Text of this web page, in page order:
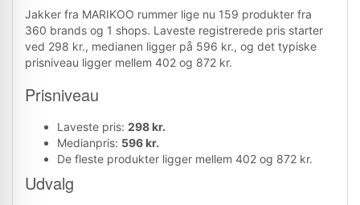
Jakker fra MARIKOO rummer lige nu 159 produkter fra
360 brands og 1 shops. Laveste registrerede pris starter
ved 298 kr., medianen ligger på 596 kr., og det typiske
prisniveau ligger mellem 402 og 872 kr.
Prisniveau
Laveste pris: 298 kr.
Medianpris: 596 kr.
De fleste produkter ligger mellem 402 og 872 kr.
Udvalg